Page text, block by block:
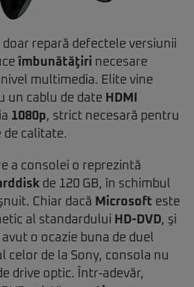
doar repară defectele versiunii
îmbunătăţiri necesare
multimedia. Elite vine
un cablu de date HDMI
1080p, strict necesară pentru
calitate.
a consolei o reprezintă
de 120 GB, în schimbul
Chiar dacă Microsoft este
al standardului HD-DVD, şi
o ocazie buna de duel
celor de la Sony, consola nu
drive optic. Într-adevăr,